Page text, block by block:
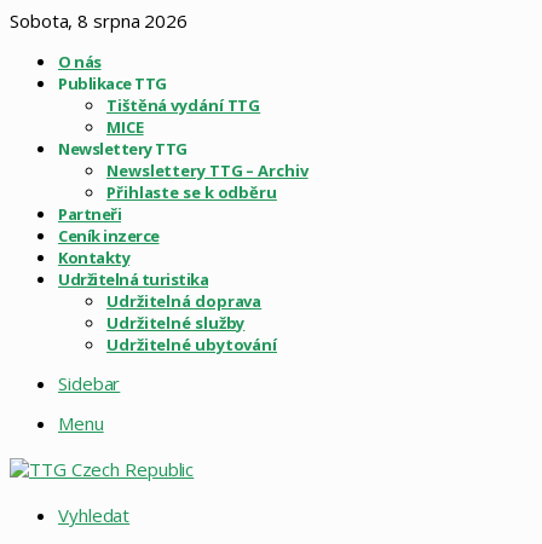
Sobota, 8 srpna 2026
O nás
Publikace TTG
Tištěná vydání TTG
MICE
Newslettery TTG
Newslettery TTG – Archiv
Přihlaste se k odběru
Partneři
Ceník inzerce
Kontakty
Udržitelná turistika
Udržitelná doprava
Udržitelné služby
Udržitelné ubytování
Sidebar
Menu
Vyhledat